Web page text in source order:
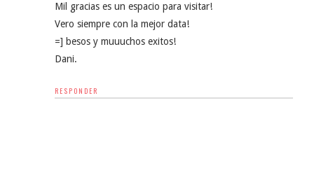
Mil gracias es un espacio para visitar!
Vero siempre con la mejor data!
=] besos y muuuchos exitos!
Dani.
RESPONDER